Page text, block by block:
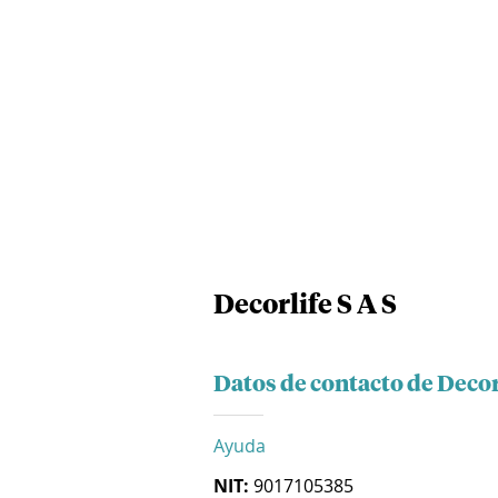
Decorlife S A S
Datos de contacto de
Ayuda
NIT: 9017105385